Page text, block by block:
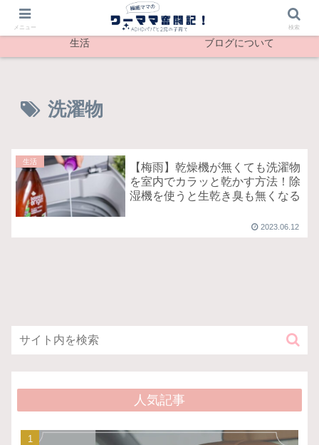
生活 ブログについて
洗濯物
生活
【梅雨】乾燥機が無くても洗濯物
を室内でカラッと乾かす方法！除
湿機を使うと生乾き臭も無くなる
2023.06.12
人気記事
メニュー 検索